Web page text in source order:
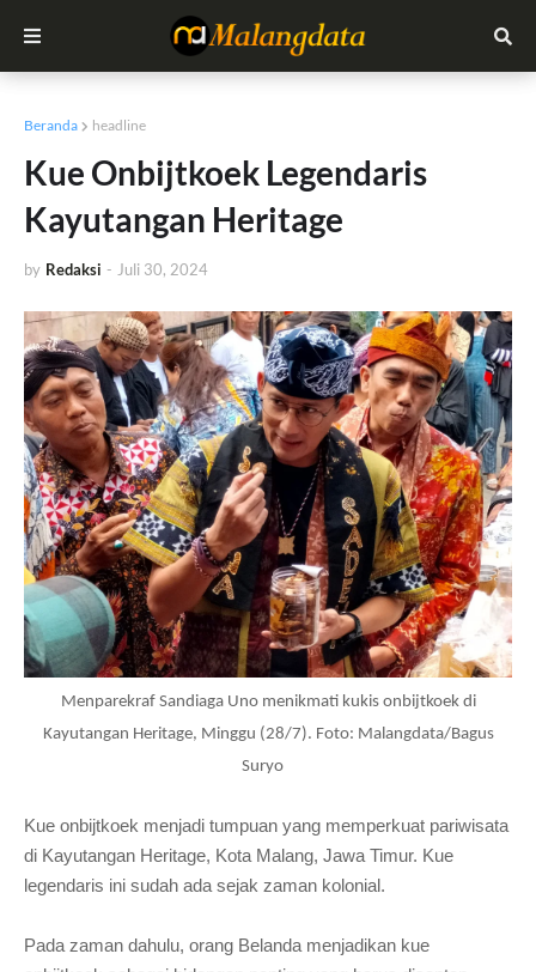
Beranda headline
Kue Onbijtkoek Legendaris
Kayutangan Heritage
by Redaksi - Juli 30, 2024
Menparekraf Sandiaga Uno menikmati kukis onbijtkoek di
Kayutangan Heritage, Minggu (28/7). Foto: Malangdata/Bagus
Suryo
Kue onbijtkoek menjadi tumpuan yang memperkuat pariwisata
di Kayutangan Heritage, Kota Malang, Jawa Timur. Kue
legendaris ini sudah ada sejak zaman kolonial.
Pada zaman dahulu, orang Belanda menjadikan kue